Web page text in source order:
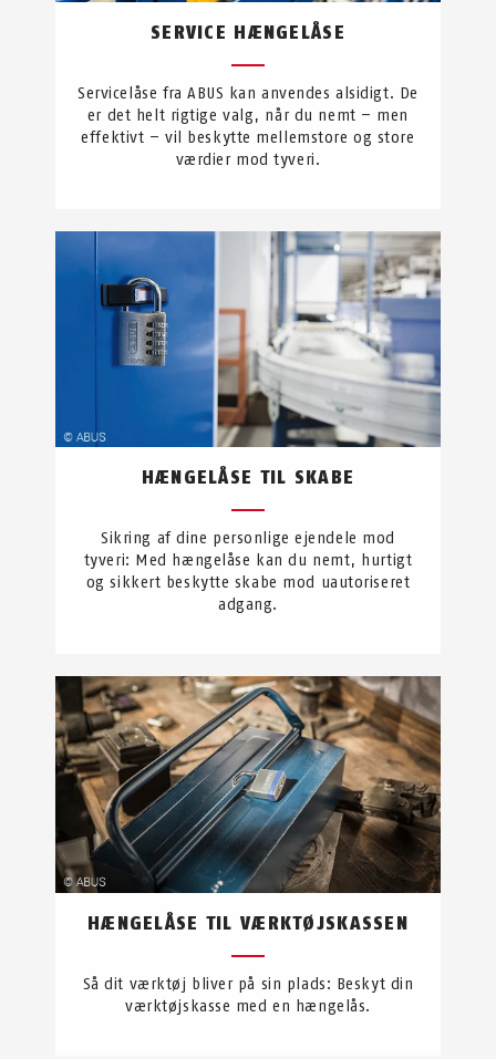
SERVICE HÆNGELÅSE
Servicelåse fra ABUS kan anvendes alsidigt. De
er det helt rigtige valg, når du nemt – men
effektivt – vil beskytte mellemstore og store
værdier mod tyveri.
HÆNGELÅSE TIL SKABE
Sikring af dine personlige ejendele mod
tyveri: Med hængelåse kan du nemt, hurtigt
og sikkert beskytte skabe mod uautoriseret
adgang.
HÆNGELÅSE TIL VÆRKTØJSKASSEN
Så dit værktøj bliver på sin plads: Beskyt din
værktøjskasse med en hængelås.